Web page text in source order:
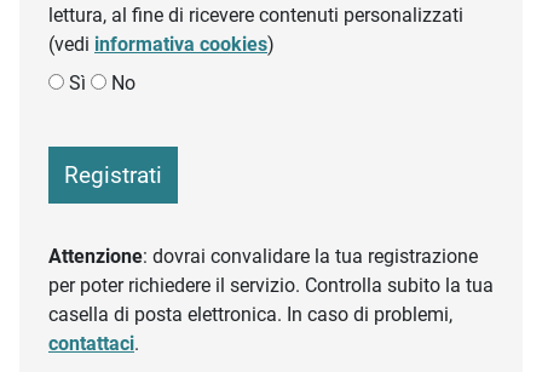
lettura, al fine di ricevere contenuti personalizzati
(vedi informativa cookies)
Sì
No
Registrati
Attenzione: dovrai convalidare la tua registrazione
per poter richiedere il servizio. Controlla subito la tua
casella di posta elettronica. In caso di problemi,
contattaci.